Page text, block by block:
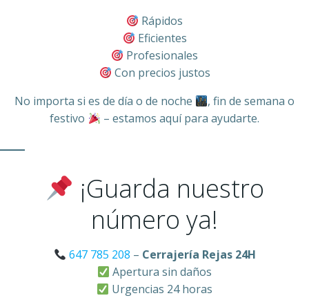
Rápidos
Eficientes
Profesionales
Con precios justos
No importa si es de día o de noche
, fin de semana o
festivo
– estamos aquí para ayudarte.
¡Guarda nuestro
número ya!
647 785 208 – Cerrajería Rejas 24H
Apertura sin daños
Urgencias 24 horas